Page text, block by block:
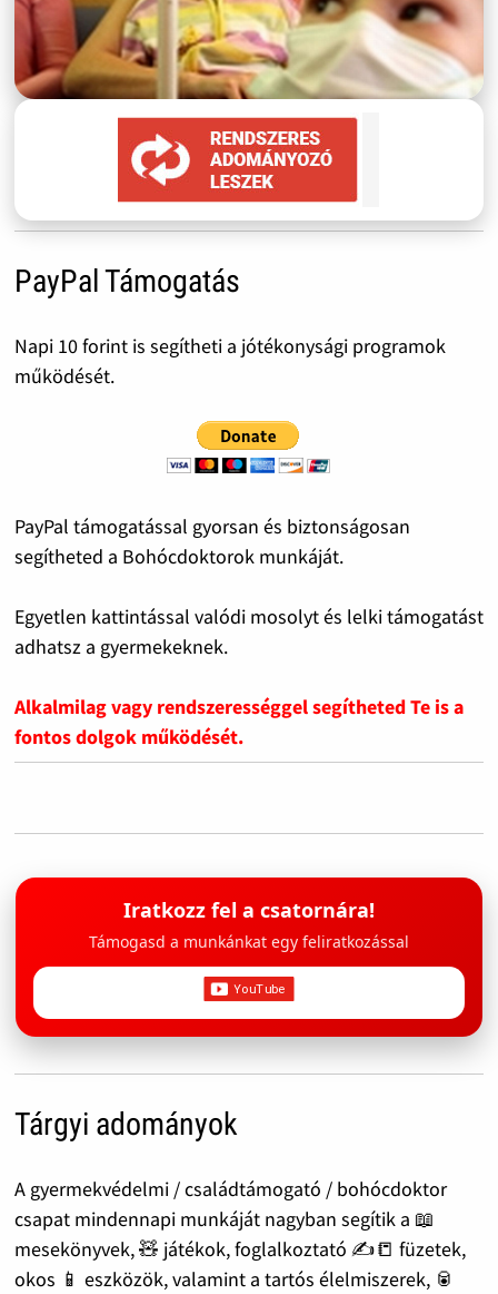
PayPal Támogatás
Napi 10 forint is segítheti a jótékonysági programok
működését.
PayPal támogatással gyorsan és biztonságosan
segítheted a Bohócdoktorok munkáját.
Egyetlen kattintással valódi mosolyt és lelki támogatást
adhatsz a gyermekeknek.
Alkalmilag vagy rendszerességgel segítheted Te is a
fontos dolgok működését.
Iratkozz fel a csatornára!
Támogasd a munkánkat egy feliratkozással
Tárgyi adományok
A gyermekvédelmi / családtámogató / bohócdoktor
csapat mindennapi munkáját nagyban segítik a 📖
mesekönyvek, 🧸 játékok, foglalkoztató ✍️📒 füzetek,
okos 📱 eszközök, valamint a tartós élelmiszerek, 🥫